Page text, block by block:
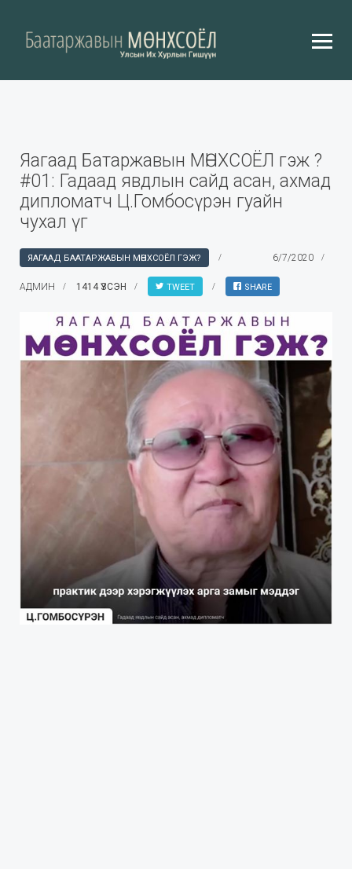
Яагаад Батаржавын МӨНХСОЁЛ гэж ?
#01: Гадаад явдлын сайд асан, ахмад
дипломатч Ц.Гомбосүрэн гуайн
чухал үг
ЯАГААД БААТАРЖАВЫН МӨНХСОЁЛ ГЭЖ? 6/7/2020
АДМИН 1414 ҮЗСЭН TWEET SHARE